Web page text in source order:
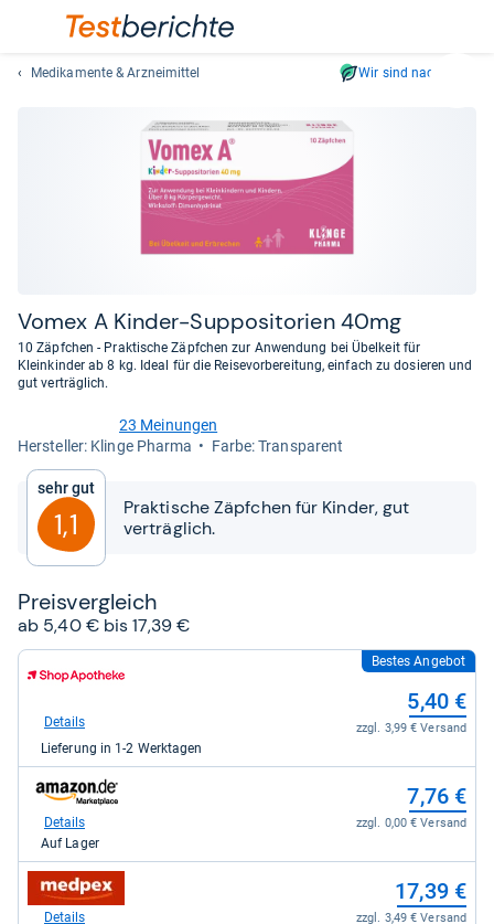
lassen
Medikamente & Arzneimittel Wir sind nachhaltig
Vomex A Kin­der-​Sup­po­si­to­rien 40mg
10 Zäpfchen - Praktische Zäpfchen zur Anwendung bei Übelkeit für
Kleinkinder ab 8 kg. Ideal für die Reisevorbereitung, einfach zu dosieren und
gut verträglich.
von
Sternen
23 Meinungen
Her­stel­ler: Klinge Pharma
Farbe: Transparent
Sehr gut
1,1
Praktische Zäpfchen für Kinder, gut
verträglich.
Preis­ver­gleich
ab 5,40 € bis 17,39 €
Shop:
Shop
DE
für
5,40
Bestes Angebot
5,40 €
zzgl. 3,99 € Versand
Details
Lieferung in 1-2 Werktagen
zum
Shop:
Amazon.de
7,76
kaufen.
7,76 €
zzgl. 0,00 € Versand
Details
Auf Lager
zum
Shop:
17,39 €
zzgl. 3,49 € Versand
Details